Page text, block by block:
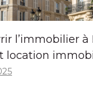
l’immobilier à
location